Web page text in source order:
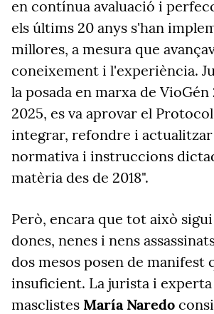
en contínua avaluació i
els últims 20 anys s'han
millores, a mesura que
coneixement i l'experiència.
la posada en marxa de VioGén
2025, es va aprovar el
integrar, refondre i
normativa i instruccions
matèria des de 2018".
Però, encara que tot això
dones, nenes i nens
dos mesos posen de manifest
insuficient. La jurista i
masclistes María Naredo